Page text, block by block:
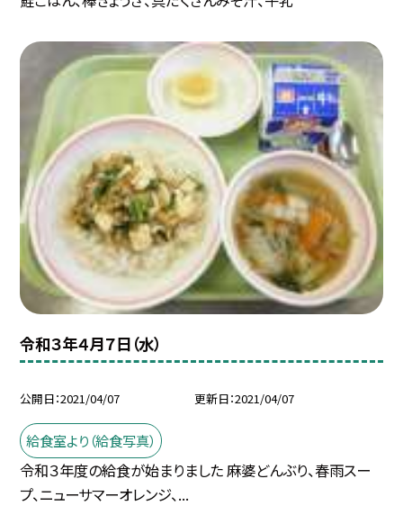
令和３年４月７日（水）
公開日 2021/04/07 更新日 2021/04/07
給食室より（給食写真）
令和３年度の給食が始まりました 麻婆どんぶり、春雨スー
プ、ニューサマーオレンジ、...